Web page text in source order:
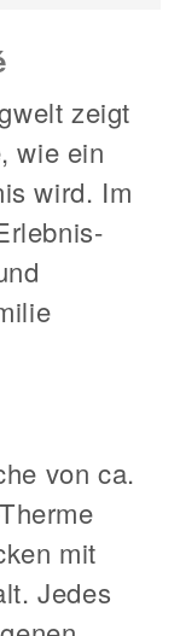
zeigt
wie ein
wird. Im
von ca.
mit
Jedes